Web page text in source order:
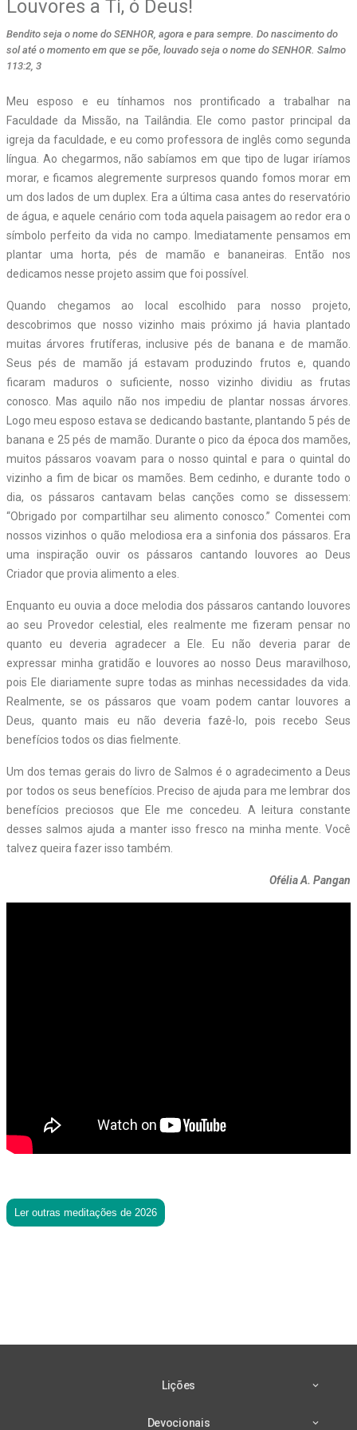
Louvores a Ti, ó Deus!
Bendito seja o nome do SENHOR, agora e para sempre. Do nascimento do
sol até o momento em que se põe, louvado seja o nome do SENHOR. Salmo
113:2, 3
Meu esposo e eu tínhamos nos prontificado a trabalhar na
Faculdade da Missão, na Tailândia. Ele como pastor principal da
igreja da faculdade, e eu como professora de inglês como segunda
língua. Ao chegarmos, não sabíamos em que tipo de lugar iríamos
morar, e ficamos alegremente surpresos quando fomos morar em
um dos lados de um duplex. Era a última casa antes do reservatório
de água, e aquele cenário com toda aquela paisagem ao redor era o
símbolo perfeito da vida no campo. Imediatamente pensamos em
plantar uma horta, pés de mamão e bananeiras. Então nos
dedicamos nesse projeto assim que foi possível.
Quando chegamos ao local escolhido para nosso projeto,
descobrimos que nosso vizinho mais próximo já havia plantado
muitas árvores frutíferas, inclusive pés de banana e de mamão.
Seus pés de mamão já estavam produzindo frutos e, quando
ficaram maduros o suficiente, nosso vizinho dividiu as frutas
conosco. Mas aquilo não nos impediu de plantar nossas árvores.
Logo meu esposo estava se dedicando bastante, plantando 5 pés de
banana e 25 pés de mamão. Durante o pico da época dos mamões,
muitos pássaros voavam para o nosso quintal e para o quintal do
vizinho a fim de bicar os mamões. Bem cedinho, e durante todo o
dia, os pássaros cantavam belas canções como se dissessem:
“Obrigado por compartilhar seu alimento conosco.” Comentei com
nossos vizinhos o quão melodiosa era a sinfonia dos pássaros. Era
uma inspiração ouvir os pássaros cantando louvores ao Deus
Criador que provia alimento a eles.
Enquanto eu ouvia a doce melodia dos pássaros cantando louvores
ao seu Provedor celestial, eles realmente me fizeram pensar no
quanto eu deveria agradecer a Ele. Eu não deveria parar de
expressar minha gratidão e louvores ao nosso Deus maravilhoso,
pois Ele diariamente supre todas as minhas necessidades da vida.
Realmente, se os pássaros que voam podem cantar louvores a
Deus, quanto mais eu não deveria fazê-lo, pois recebo Seus
benefícios todos os dias fielmente.
Um dos temas gerais do livro de Salmos é o agradecimento a Deus
por todos os seus benefícios. Preciso de ajuda para me lembrar dos
benefícios preciosos que Ele me concedeu. A leitura constante
desses salmos ajuda a manter isso fresco na minha mente. Você
talvez queira fazer isso também.
Ofélia A. Pangan
Ler outras meditações de 2026
Lições
Devocionais